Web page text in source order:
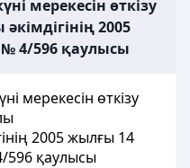
мерекесін өткізу
2005
4/596 қаулысы
мерекесін өткізу
2005 жылғы 14
596 қаулысы